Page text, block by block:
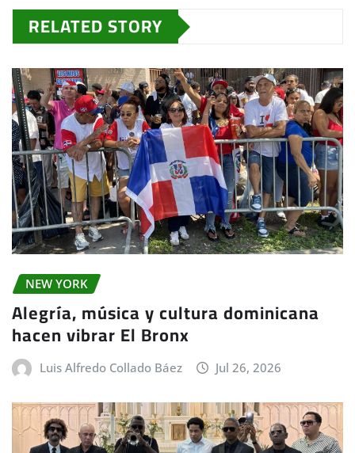
RELATED STORY
NEW YORK
Alegría, música y cultura dominicana
hacen vibrar El Bronx
Luis Alfredo Collado Báez Jul 26, 2026